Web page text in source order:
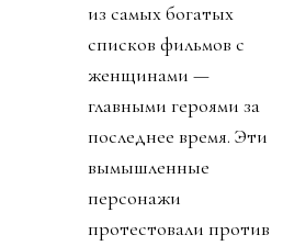
из самых богатых
списков фильмов с
женщинами —
главными героями за
последнее время. Эти
вымышленные
персонажи
протестовали против